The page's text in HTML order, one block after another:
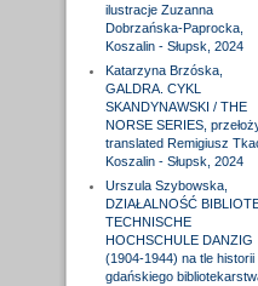
ilustracje Zuzanna
Dobrzańska-Paprocka,
Koszalin - Słupsk, 2024
Katarzyna Brzóska,
GALDRA. CYKL
SKANDYNAWSKI / THE
NORSE SERIES,
translated Remigiusz
Koszalin - Słupsk, 2024
Urszula Szybowska,
DZIAŁALNOŚĆ
TECHNISCHE
HOCHSCHULE DANZIG
(1904-1944) na tle historii
gdańskiego